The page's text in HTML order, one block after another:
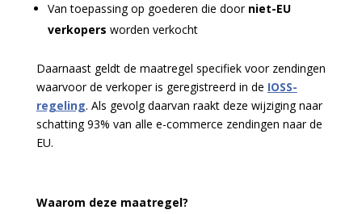
Van toepassing op goederen die door niet-EU
verkopers worden verkocht
Daarnaast geldt de maatregel specifiek voor zendingen
waarvoor de verkoper is geregistreerd in de IOSS-
regeling. Als gevolg daarvan raakt deze wijziging naar
schatting 93% van alle e-commerce zendingen naar de
EU.
Waarom deze maatregel?